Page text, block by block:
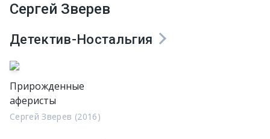
Сергей Зверев
Детектив-Ностальгия
Прирожденные
аферисты
Сергей Зверев (2016)